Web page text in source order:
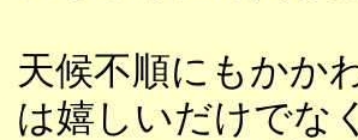
天候不順にもかか
は嬉しいだけでな